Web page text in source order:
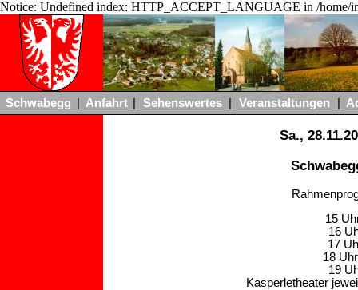
Notice: Undefined index: HTTP_ACCEPT_LANGUAGE in /home/
Schwabegg Anfahrt Sehenswertes Veranstaltungen
Sa.,
15
16
17
18
19
Kasperletheater